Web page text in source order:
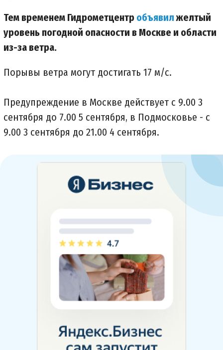
Тем временем Гидрометцентр объявилжелтый
уровень погодной опасности в Москве и области
из-за ветра.
Порывы ветра могут достигать 17 м/с.
Предупреждение в Москве действует с 9.00 3
сентября до 7.00 5 сентября, в Подмосковье - с
9.00 3 сентября до 21.00 4 сентября.